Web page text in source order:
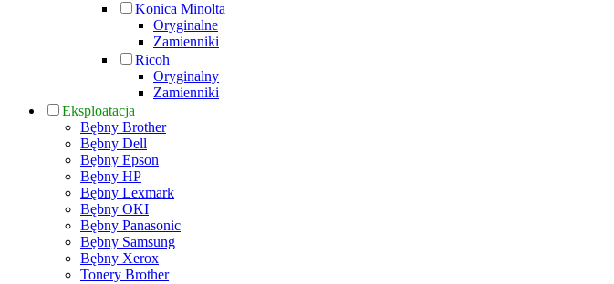
Konica Minolta
Oryginalne
Zamienniki
Ricoh
Oryginalny
Zamienniki
Eksploatacja
Bębny Brother
Bębny Dell
Bębny Epson
Bębny HP
Bębny Lexmark
Bębny OKI
Bębny Panasonic
Bębny Samsung
Bębny Xerox
Tonery Brother